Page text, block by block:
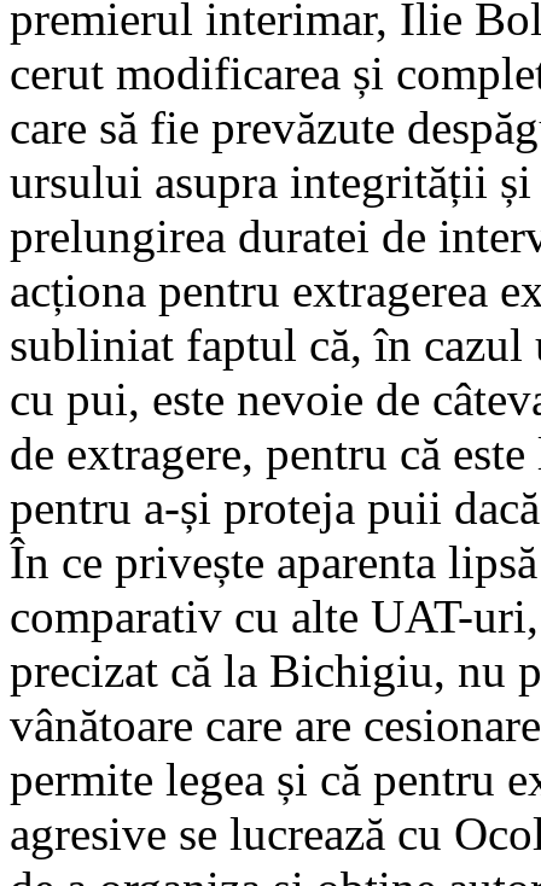
premierul interimar, Ilie
cerut modificarea și
care să fie prevăzute
ursului asupra integrității
prelungirea duratei de
acționa pentru extragerea
subliniat faptul că, în cazul
cu pui, este nevoie de
de extragere, pentru că
pentru a-și proteja puii
În ce privește aparenta
comparativ cu alte UAT-
precizat că la Bichigiu, nu
vânătoare care are
permite legea și că pentru
agresive se lucrează cu